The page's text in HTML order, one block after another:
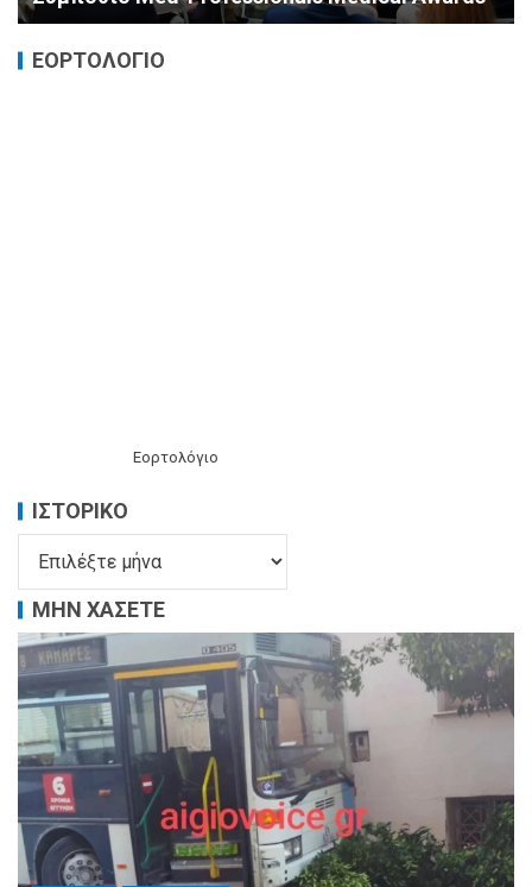
ΕΟΡΤΟΛΟΓΙΟ
Εορτολόγιο
ΙΣΤΟΡΙΚΌ
ΜΗΝ ΧΑΣΕΤΕ